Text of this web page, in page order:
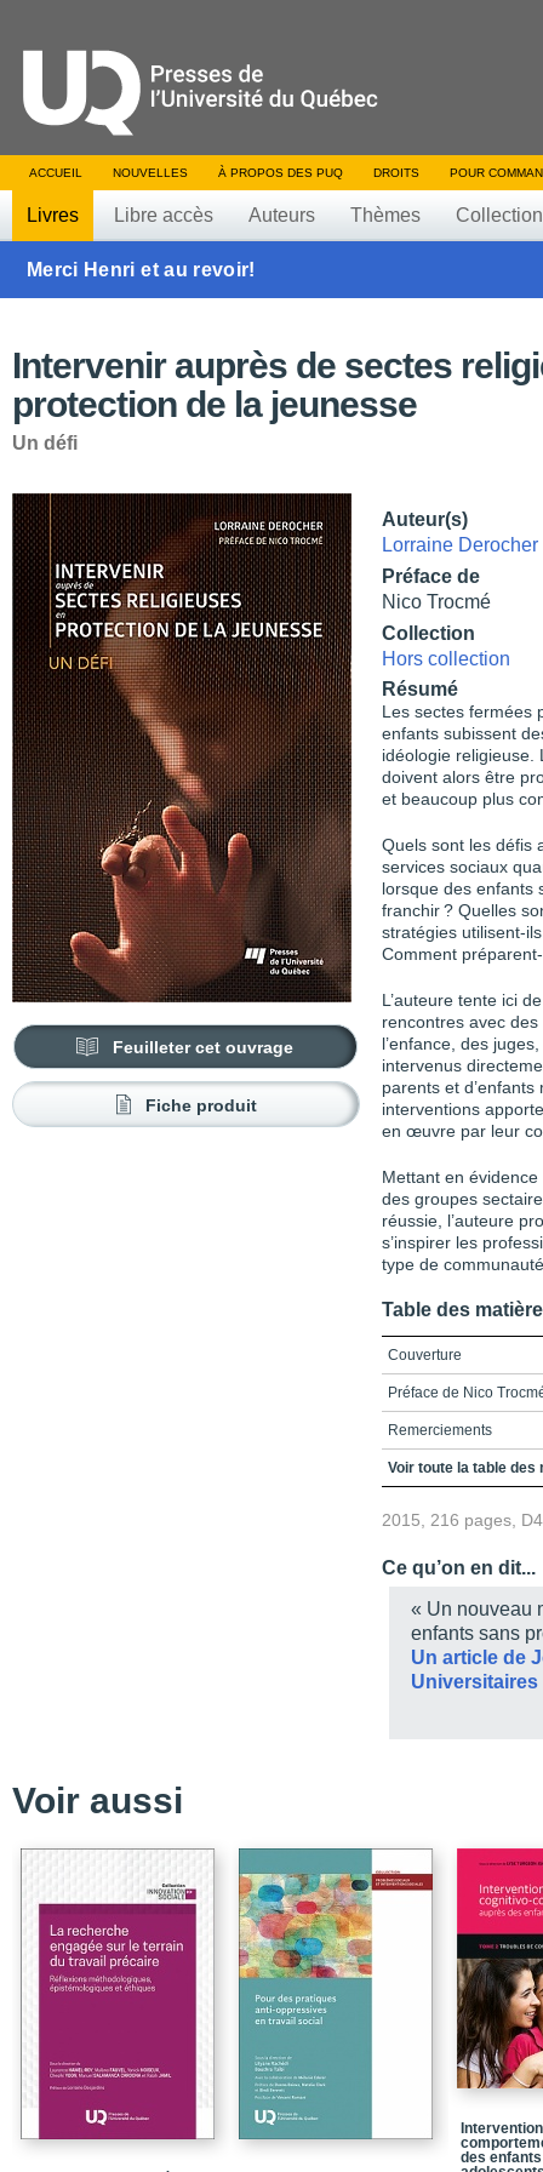
ACCUEIL NOUVELLES À PROPOS DES PUQ DROITS POUR
Livres Libre accès Auteurs Thèmes
Merci Henri et au revoir!
Intervenir auprès de sectes
protection de la jeunesse
Un défi
Feuilleter cet ouvrage
Fiche produit
Auteur(s)
Lorraine Derocher
Préface de
Nico Trocmé
Collection
Hors collection
Résumé
Les sectes fermées
enfants subissent
idéologie religieuse.
doivent alors être
et beaucoup plus
Quels sont les défis
services sociaux
lorsque des enfants
franchir ? Quelles
stratégies utilisent-
Comment
L’auteure tente ici
rencontres avec
l’enfance, des
intervenus
parents et
interventions
en œuvre par leur
Mettant en
des groupes
réussie, l’auteure
s’inspirer les
type de
Table des
Couverture
Préface de Nico
Remerciements
Table des matières
Chapitre 1 - Une
Chapitre 2 - Des
Chapitre 3 - Les défis
Chapitre 4 - Un enfant
La Validation de
La secte totalitaire
Les conséquences de
interventions
Bibliographie
Quatrième de
Voir toute la table des
2015, 216 pages,
Ce qu’on en dit...
« Un nouveau
enfants sans
Un article de
Universitaires
Voir aussi
des